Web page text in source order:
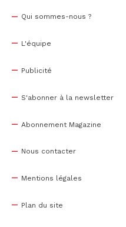
Qui sommes-nous ?
L'équipe
Publicité
S'abonner à la newsletter
Abonnement Magazine
Nous contacter
Mentions légales
Plan du site